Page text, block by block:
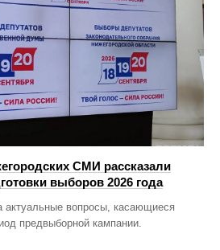
СМИ рассказали
выборов 2026 года
актуальные вопросы, касающиеся
предвыборной кампании.